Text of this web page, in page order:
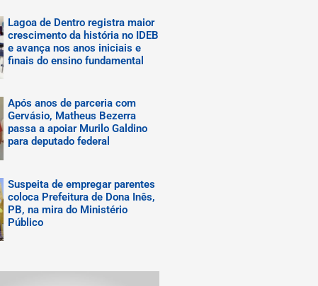
Lagoa de Dentro registra maior
crescimento da história no IDEB
e avança nos anos iniciais e
finais do ensino fundamental
Após anos de parceria com
Gervásio, Matheus Bezerra
passa a apoiar Murilo Galdino
para deputado federal
Suspeita de empregar parentes
coloca Prefeitura de Dona Inês,
PB, na mira do Ministério
Público